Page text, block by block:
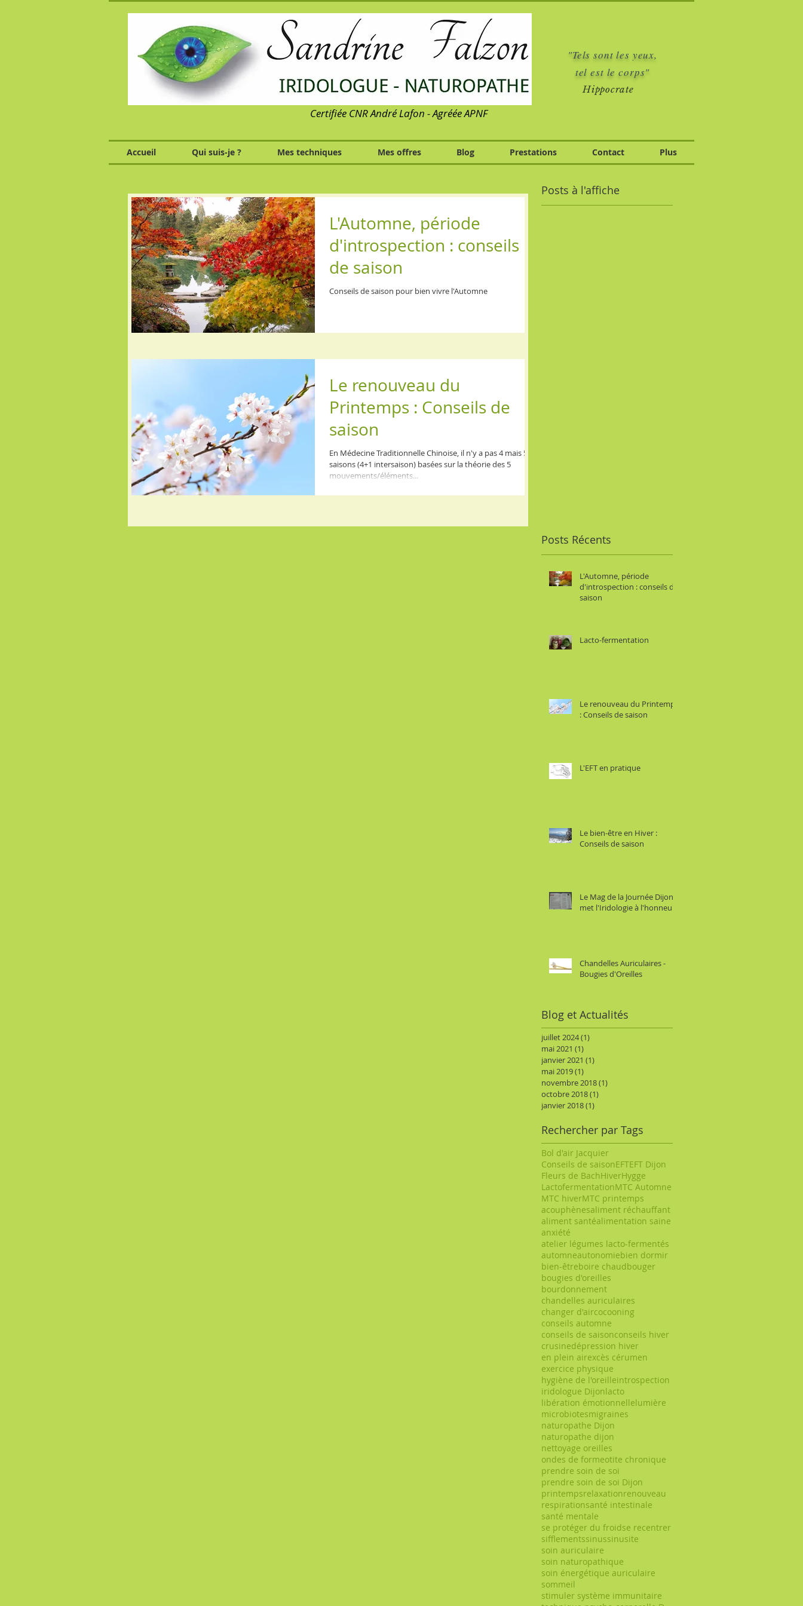
"Tels sont les yeux,
tel est le corps"
Hippocrate
Certifiée CNR André Lafon - Agréée APNF
Accueil Qui suis-je ? Mes techniques Mes offres Blog Prestations Contact Plus
L'Automne, période
d'introspection : conseils
de saison
Conseils de saison pour bien vivre l'Automne
Le renouveau du
Printemps : Conseils de
saison
En Médecine Traditionnelle Chinoise, il n'y a pas 4 mais 5
saisons (4+1 intersaison) basées sur la théorie des 5
mouvements/éléments...
Posts à l'affiche
Posts Récents
L'Automne, période
d'introspection : conseils de
saison
Lacto-fermentation
Le renouveau du Printemps
: Conseils de saison
L'EFT en pratique
Le bien-être en Hiver :
Conseils de saison
Le Mag de la Journée Dijon
met l'Iridologie à l'honneur
Chandelles Auriculaires -
Bougies d'Oreilles
Blog et Actualités
juillet 2024(1)
mai 2021 (1)
janvier 2021 (1)
mai 2019(1)
novembre 2018(1)
octobre 2018(1)
janvier 2018(1)
Rechercher par Tags
Bol d'air Jacquier
Conseils de saisonEFTEFT Dijon
Fleurs de BachHiverHygge
LactofermentationMTC Automne
MTC hiverMTC printemps
acouphènesaliment réchauffant
aliment santéalimentation saine
anxiété
atelier légumes lacto-fermentés
automneautonomiebien dormir
bien-êtreboire chaudbouger
bougies d'oreilles
bourdonnement
chandelles auriculaires
changer d'aircocooning
conseils automne
conseils de saisonconseils hiver
crusinedépression hiver
en plein airexcès cérumen
exercice physique
hygiène de l'oreilleintrospection
iridologue Dijonlacto
libération émotionnellelumière
microbiotesmigraines
naturopathe Dijon
naturopathe dijon
nettoyage oreilles
ondes de formeotite chronique
prendre soin de soi
prendre soin de soi Dijon
printempsrelaxationrenouveau
respirationsanté intestinale
santé mentale
se protéger du froidse recentrer
sifflementssinussinusite
soin auriculaire
soin naturopathique
soin énergétique auriculaire
sommeil
stimuler système immunitaire